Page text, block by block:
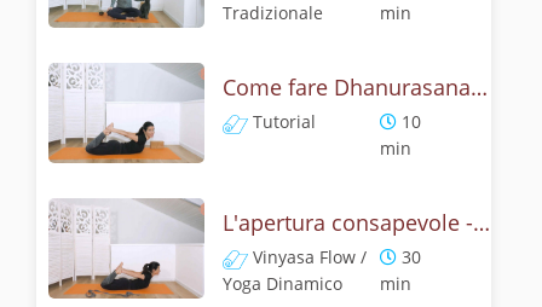
Tradizionale
min
Come fare Dhanurasana, la posizione dell' arco? Tutorial
Tutorial
10
min
L'apertura consapevole - Pratica con dhanurasana
Vinyasa Flow /
Yoga Dinamico
30
min